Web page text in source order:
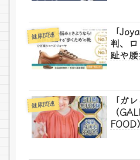
健康関連
「
判、
趾や
健康関連
「ガ
（